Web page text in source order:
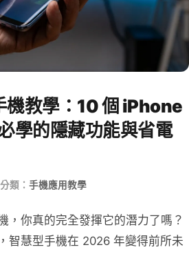
教學：10 個 iPhone
學的隱藏功能與省電
分類： 手機應用教學
，你真的完全發揮它的潛力了嗎？
智慧型手機在 2026 年變得前所未